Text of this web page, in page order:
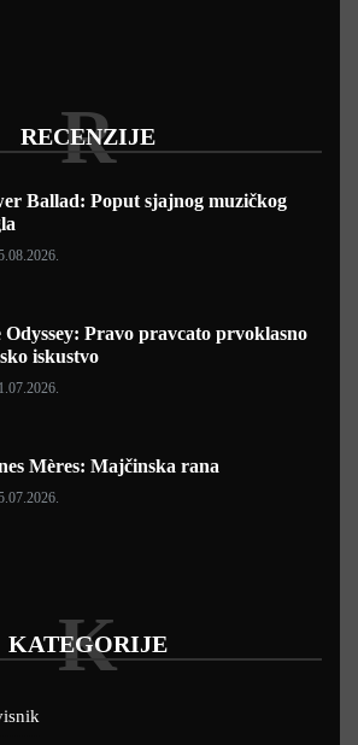
RECENZIJE
R
Ballad: Poput sjajnog muzičkog
Odyssey: Pravo pravcato prvoklasno
iskustvo
Mères: Majčinska rana
KATEGORIJE
K